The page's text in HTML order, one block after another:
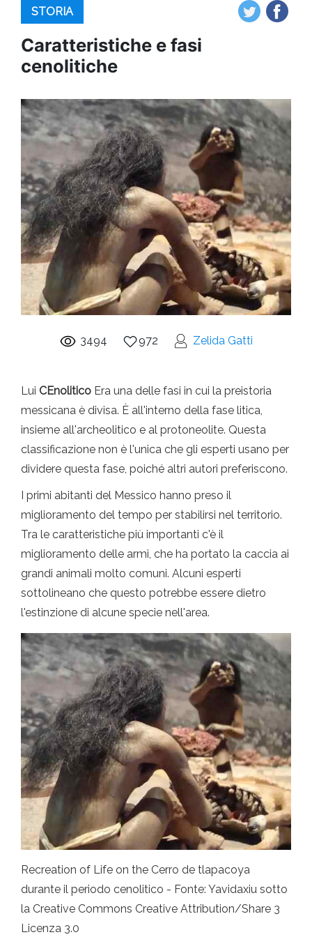
STORIA
Caratteristiche e fasi
cenolitiche
3494 972 Zelida Gatti
Lui CEnolitico Era una delle fasi in cui la preistoria
messicana è divisa. È all'interno della fase litica,
insieme all'archeolitico e al protoneolite. Questa
classificazione non è l'unica che gli esperti usano per
dividere questa fase, poiché altri autori preferiscono.
I primi abitanti del Messico hanno preso il
miglioramento del tempo per stabilirsi nel territorio.
Tra le caratteristiche più importanti c'è il
miglioramento delle armi, che ha portato la caccia ai
grandi animali molto comuni. Alcuni esperti
sottolineano che questo potrebbe essere dietro
l'estinzione di alcune specie nell'area.
Recreation of Life on the Cerro de tlapacoya
durante il periodo cenolitico - Fonte: Yavidaxiu sotto
la Creative Commons Creative Attribution/Share 3
Licenza 3.0